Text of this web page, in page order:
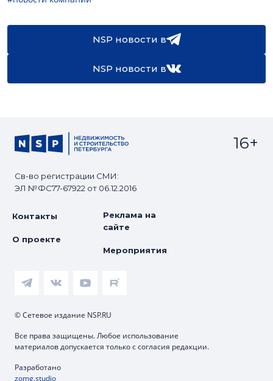
NSP новости в
NSP новости в
Св-во регистрации СМИ:
ЭЛ №ФС77-67922 от 06.12.2016
16+
Контакты
О проекте
Реклама на
сайте
Мероприятия
© Сетевое издание NSP.RU
Все права защищены. Любое использование
материалов допускается только с согласия редакции.
Разработано
zomg.studio